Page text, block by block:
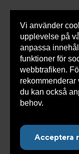
Vi använder
upplevelse på
anpassa
funktioner för
webbtrafiken.
rekommenderar
du kan också
behov.
Acceptera
Du
här:
Armatec >
2-delad
>